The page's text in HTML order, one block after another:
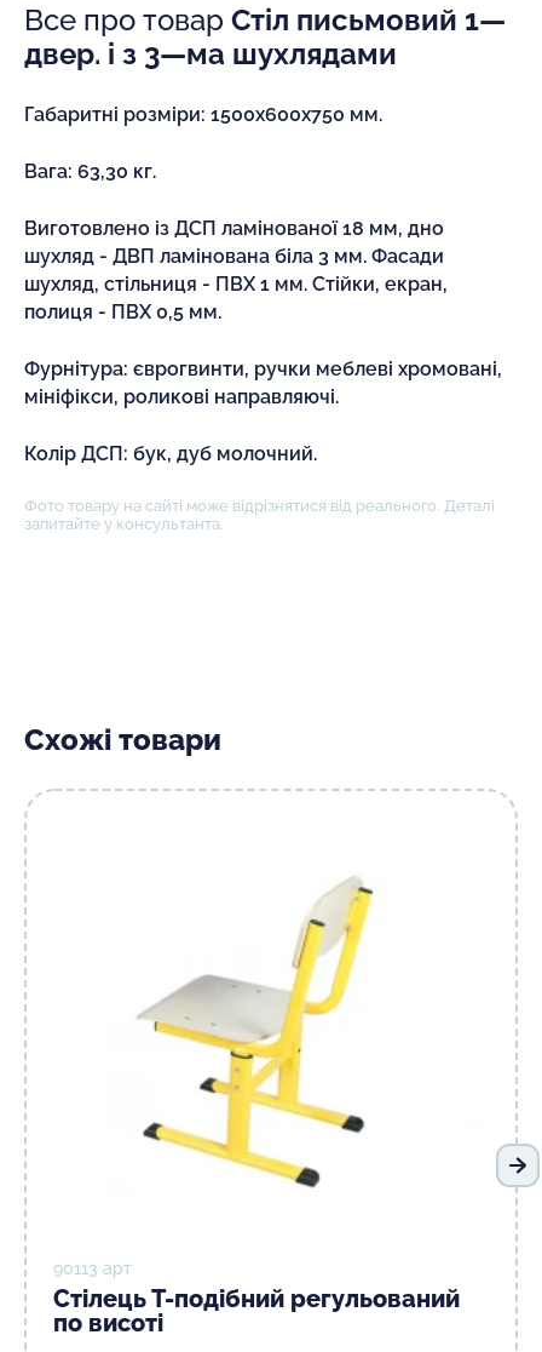
Все про товар Стіл письмовий 1—
двер. і з 3—ма шухлядами
Габаритні розміри: 1500х600х750 мм.
Вага: 63,30 кг.
Виготовлено із ДСП ламінованої 18 мм, дно
шухляд - ДВП ламінована біла 3 мм. Фасади
шухляд, стільниця - ПВХ 1 мм. Стійки, екран,
полиця - ПВХ 0,5 мм.
Фурнітура: єврогвинти, ручки меблеві хромовані,
мініфікси, роликові направляючі.
Колір ДСП: бук, дуб молочний.
Фото товару на сайті може відрізнятися від реального. Деталі
запитайте у консультанта.
Схожі товари
90113 арт
Стілець Т-подібний регульований
по висоті